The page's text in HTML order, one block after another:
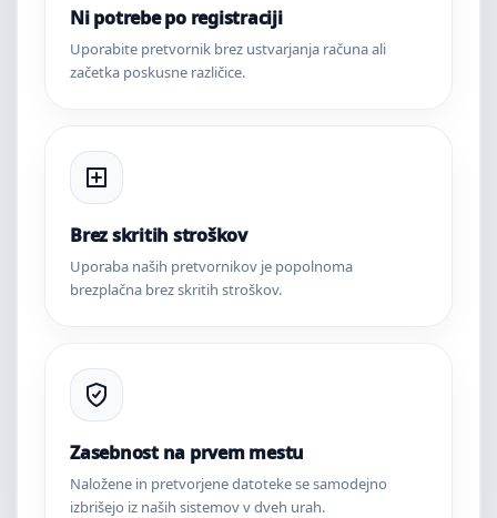
Ni potrebe po registraciji
Uporabite pretvornik brez ustvarjanja računa ali
začetka poskusne različice.
Brez skritih stroškov
Uporaba naših pretvornikov je popolnoma
brezplačna brez skritih stroškov.
Zasebnost na prvem mestu
Naložene in pretvorjene datoteke se samodejno
izbrišejo iz naših sistemov v dveh urah.